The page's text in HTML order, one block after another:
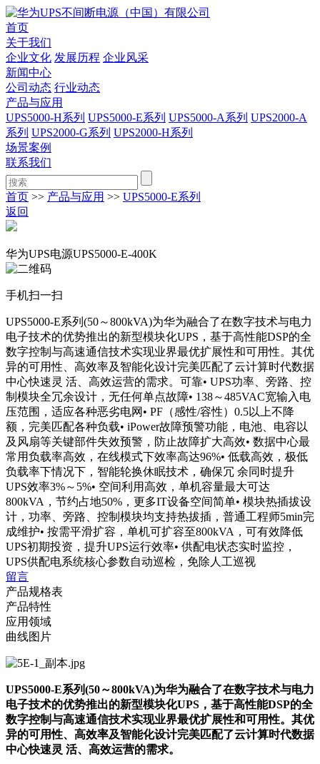
首页
关于我们
企业文化 发展历程 企业风采
新闻中心
公司动态 行业动态
产品与应用
UPS5000-H系列 UPS5000-E系列 UPS5000-A系列 UPS2000-A
系列 UPS2000-G系列 UPS2000-H系列
场景案例
联系我们
首页 >> 产品与应用 >> UPS5000-E系列
返回
华为UPS电源UPS5000-E-400K
手机扫一扫
UPS5000-E系列(50～800kVA)为华为融合了在数字技术与电力
电子技术的优势推出的新型模块化UPS，基于高性能DSP的全
数字控制与高速通信技术实现业界最优扩展性和可用性。其优
异的可用性、高效率及智能化设计完美匹配了云计算时代数据
中心快速灵 活、高效运营的需求。可靠• UPS功率、旁路、控
制模块全冗余设计，无任何单点故障• 138～485VAC宽输入电
压范围，适应各种恶劣电网• PF（感性/容性）0.5以上不降
额，完美匹配各种负载• iPower故障预警功能，电池、电容以
及风扇等关键部件失效预警，防止故障扩大高效• 数据中心最
常用负载率高效，在线模式下效率高达96%• 低载高效，极低
负载率下情况下，智能轮换休眠技术，确保冗 余同时提升
UPS效率3%～5%• 空间利用高效，单机容量最大可达
800kVA，节约占地50%，更多IT设备空间简单• 模块热插拔设
计，功率、旁路、控制模块均支持热拔插，普通工程师5min完
成维护• 按需平滑扩容，单机可扩容至800kVA，可有效降低
UPS初期投资，提升UPS运行效率• 供配电状态实时监控，
UPS供配电系统核心参数自动巡检，免除人工巡视
留言
产品规格表
产品特性
应用领域
曲线图片
UPS5000-E系列(50～800kVA)为华为融合了在数字技术与电力
电子技术的优势推出的新型模块化UPS，基于高性能DSP的全
数字控制与高速通信技术实现业界最优扩展性和可用性。其优
异的可用性、高效率及智能化设计完美匹配了云计算时代数据
中心快速灵 活、高效运营的需求。